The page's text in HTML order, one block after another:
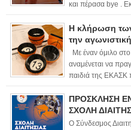
και πέρασα bye .
Η κλήρωση
την
Με έναν όμιλο
αναμένεται να
παιδιά της ΕΚΑΣΚ
ΠΡΟΣΚΛΗΣΗ
ΣΧΟΛΗ
Ο Σύνδεσμος